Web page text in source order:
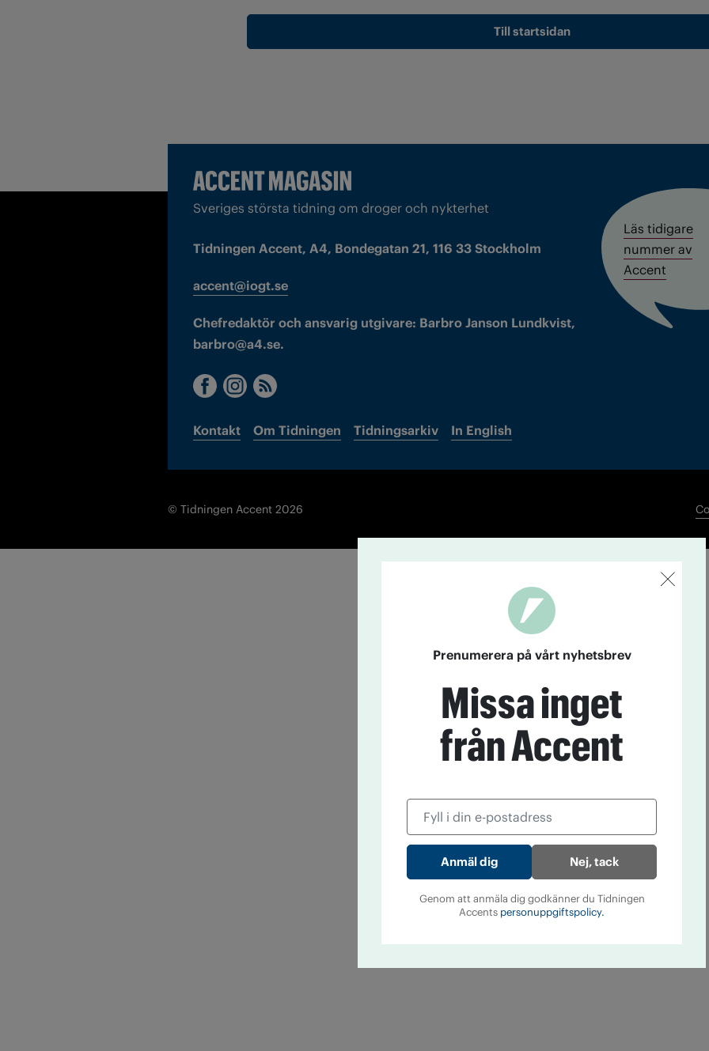
Till startsidan
Sveriges största tidning om droger och nykterhet
Tidningen Accent, A4, Bondegatan 21, 116 33 Stockholm
accent@iogt.se
Chefredaktör och ansvarig utgivare: Barbro Janson Lundkvist,
barbro@a4.se.
Kontakt Om Tidningen Tidningsarkiv In English
Läs tidigare
nummer av
Accent
© Tidningen Accent 2026
Prenumerera på vårt nyhetsbrev
Missa inget
från Accent
Nej, tack
Genom att anmäla dig godkänner du Tidningen
Accents personuppgiftspolicy.